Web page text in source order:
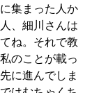
集まった人か
、細川さんは
ね。それで教
のことが載っ
に進んでしま